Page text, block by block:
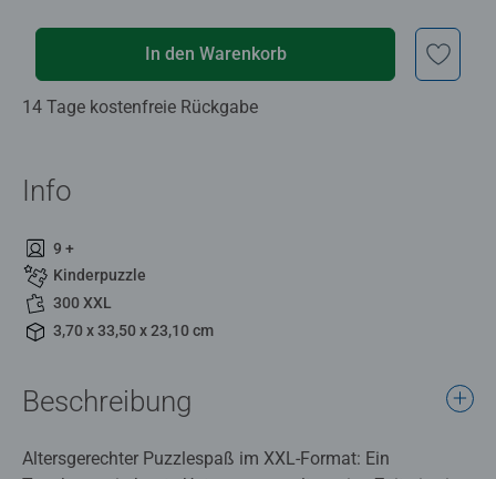
In den Warenkorb
14 Tage kostenfreie Rückgabe
Info
9 +
Kinderpuzzle
300 XXL
3,70 x 33,50 x 23,10 cm
Beschreibung
Altersgerechter Puzzlespaß im XXL-Format: Ein